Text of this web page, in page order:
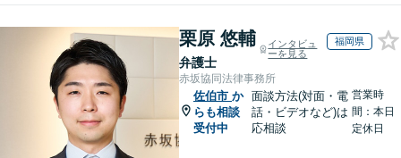
栗原 悠輔
弁護士
インタビュ
ーを見る
福岡県
赤坂協同法律事務所
佐伯市 か
らも相談
受付中
面談方法(対面・電
話・ビデオなど)は
応相談
営業時
間：本日
定休日